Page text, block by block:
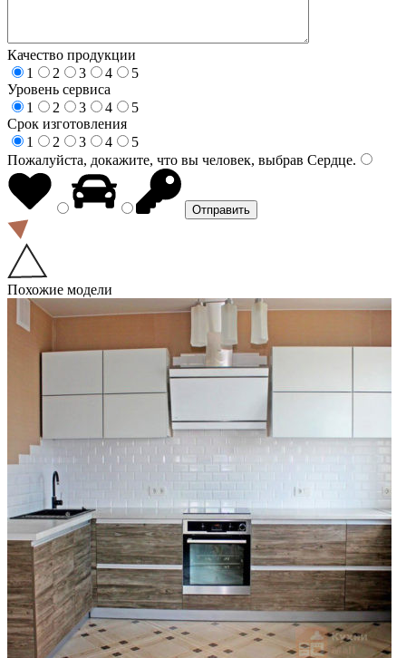
Качество продукции
1
2 3 4
5
Уровень сервиса
1
2 3 4
5
Срок изготовления
1
2 3 4
5
Пожалуйста, докажите, что вы человек, выбрав Сердце.
Похожие модели